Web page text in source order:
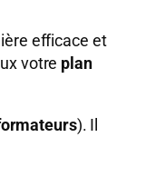
efficace et
votre plan
). Il